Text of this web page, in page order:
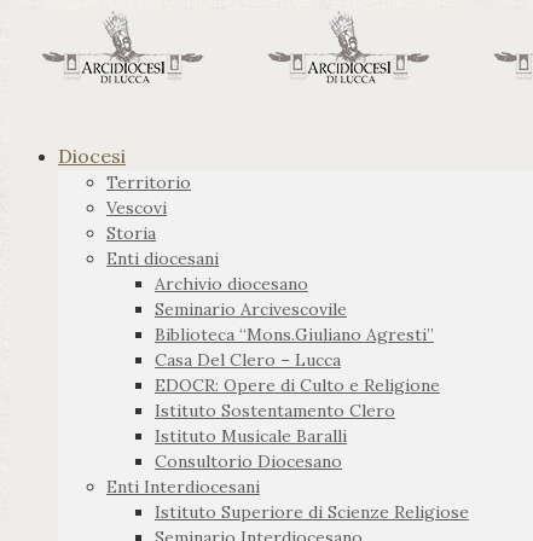
Diocesi
Territorio
Vescovi
Storia
Enti diocesani
Archivio diocesano
Seminario Arcivescovile
Biblioteca “Mons.Giuliano Agresti”
Casa Del Clero – Lucca
EDOCR: Opere di Culto e Religione
Istituto Sostentamento Clero
Istituto Musicale Baralli
Consultorio Diocesano
Enti Interdiocesani
Istituto Superiore di Scienze Religiose